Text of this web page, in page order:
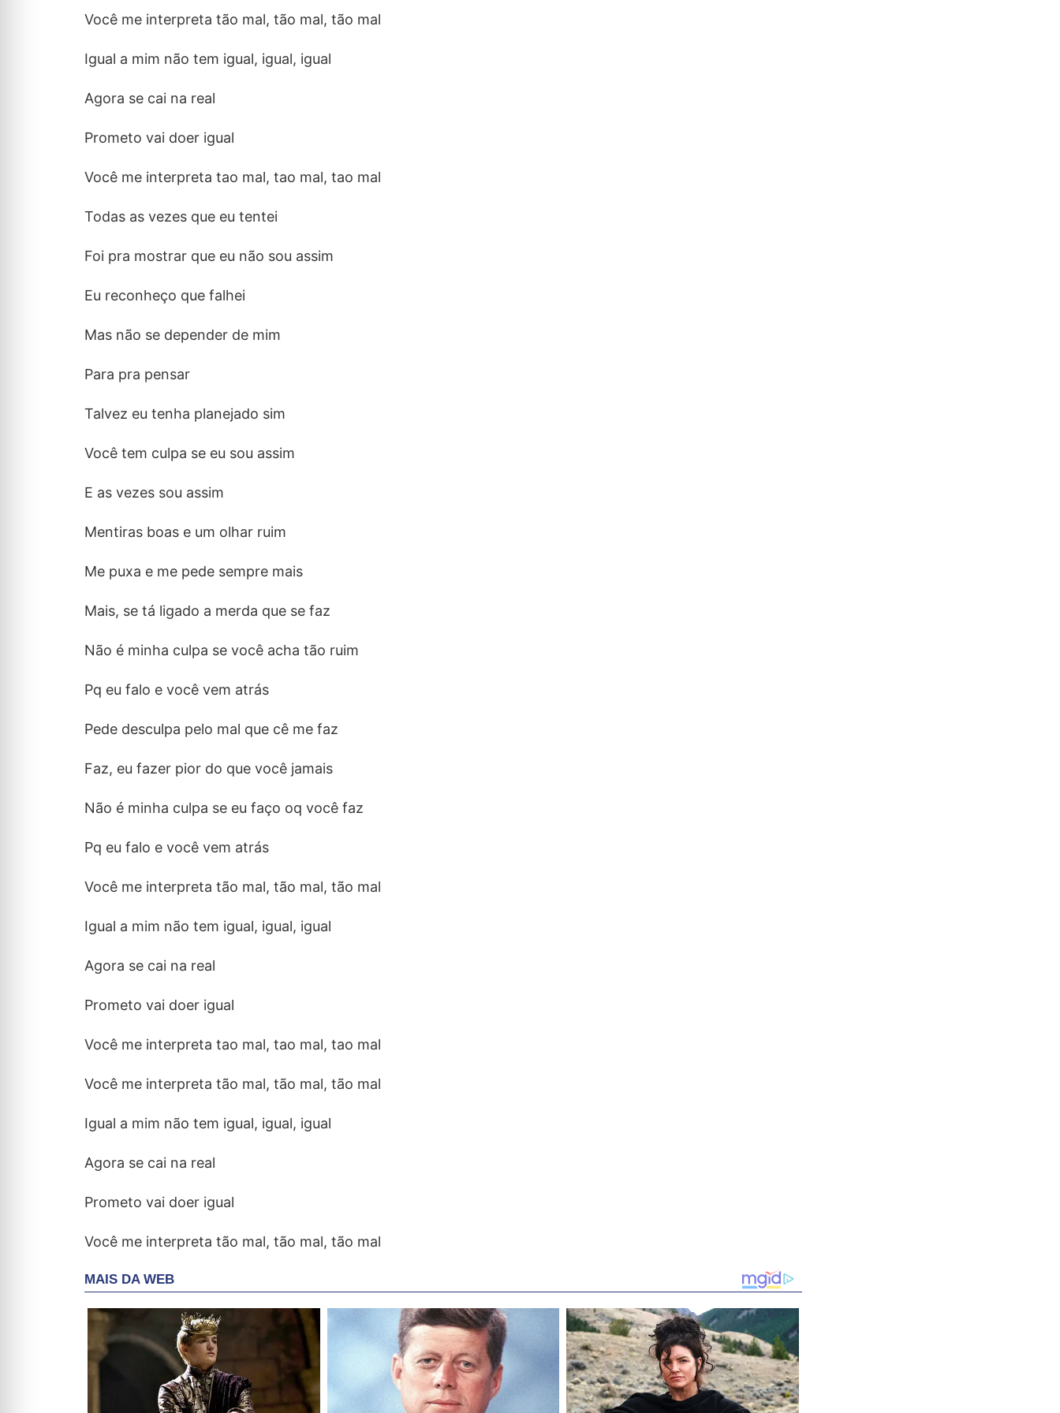
Você me interpreta tão mal, tão mal, tão mal
Igual a mim não tem igual, igual, igual
Agora se cai na real
Prometo vai doer igual
Você me interpreta tao mal, tao mal, tao mal
Todas as vezes que eu tentei
Foi pra mostrar que eu não sou assim
Eu reconheço que falhei
Mas não se depender de mim
Para pra pensar
Talvez eu tenha planejado sim
Você tem culpa se eu sou assim
E as vezes sou assim
Mentiras boas e um olhar ruim
Me puxa e me pede sempre mais
Mais, se tá ligado a merda que se faz
Não é minha culpa se você acha tão ruim
Pq eu falo e você vem atrás
Pede desculpa pelo mal que cê me faz
Faz, eu fazer pior do que você jamais
Não é minha culpa se eu faço oq você faz
Pq eu falo e você vem atrás
Você me interpreta tão mal, tão mal, tão mal
Igual a mim não tem igual, igual, igual
Agora se cai na real
Prometo vai doer igual
Você me interpreta tao mal, tao mal, tao mal
Você me interpreta tão mal, tão mal, tão mal
Igual a mim não tem igual, igual, igual
Agora se cai na real
Prometo vai doer igual
Você me interpreta tão mal, tão mal, tão mal